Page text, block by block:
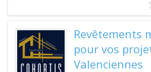
Revêtements
pour vos
Valenciennes